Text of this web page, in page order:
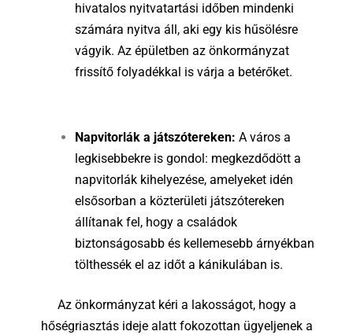
hivatalos nyitvatartási időben mindenki
számára nyitva áll, aki egy kis hűsölésre
vágyik. Az épületben az önkormányzat
frissítő folyadékkal is várja a betérőket.
Napvitorlák a játszótereken: A város a
legkisebbekre is gondol: megkezdődött a
napvitorlák kihelyezése, amelyeket idén
elsősorban a közterületi játszótereken
állítanak fel, hogy a családok
biztonságosabb és kellemesebb árnyékban
tölthessék el az időt a kánikulában is.
Az önkormányzat kéri a lakosságot, hogy a
hőségriasztás ideje alatt fokozottan ügyeljenek a